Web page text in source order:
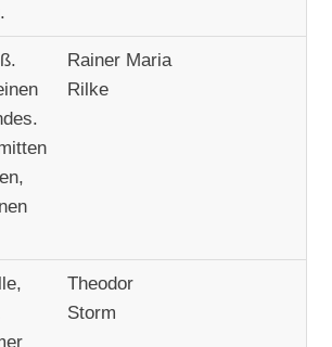
Rainer Maria
Rilke
Theodor
Storm